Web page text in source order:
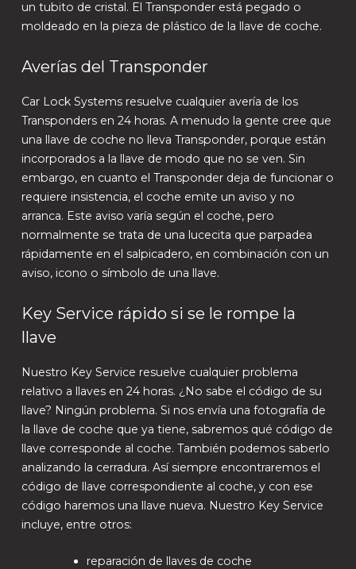
un tubito de cristal. El Transponder está pegado o
moldeado en la pieza de plástico de la llave de coche.
Averías del Transponder
Car Lock Systems resuelve cualquier avería de los
Transponders en 24 horas. A menudo la gente cree que
una llave de coche no lleva Transponder, porque están
incorporados a la llave de modo que no se ven. Sin
embargo, en cuanto el Transponder deja de funcionar o
requiere insistencia, el coche emite un aviso y no
arranca. Este aviso varía según el coche, pero
normalmente se trata de una lucecita que parpadea
rápidamente en el salpicadero, en combinación con un
aviso, icono o símbolo de una llave.
Key Service rápido si se le rompe la
llave
Nuestro Key Service resuelve cualquier problema
relativo a llaves en 24 horas. ¿No sabe el código de su
llave? Ningún problema. Si nos envía una fotografía de
la llave de coche que ya tiene, sabremos qué código de
llave corresponde al coche. También podemos saberlo
analizando la cerradura. Así siempre encontraremos el
código de llave correspondiente al coche, y con ese
código haremos una llave nueva. Nuestro Key Service
incluye, entre otros:
reparación de llaves de coche